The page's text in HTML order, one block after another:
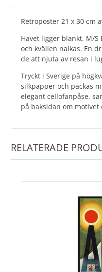
Retroposter 21 x 30 cm
Havet ligger blankt, M/
och kvällen nalkas. En
de att njuta av resan i
Tryckt i Sverige på
silkpapper och packas
elegant cellofanpåse,
på baksidan om motivet
RELATERADE